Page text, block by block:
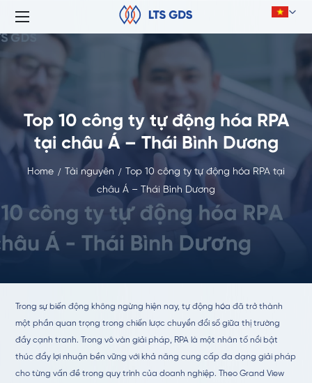
Top 10 công ty tự động hóa RPA
tại châu Á – Thái Bình Dương
Home Tài nguyên
Top 10 công ty tự động hóa RPA tại
châu Á – Thái Bình Dương
Trong sự biến động không ngừng hiện nay, tự động hóa đã trở thành
một phần quan trọng trong chiến lược chuyển đổi số giữa thị trường
đầy cạnh tranh. Trong vô vàn giải pháp, RPA là một nhân tố nổi bật
thúc đẩy lợi nhuận bền vững với khả năng cung cấp đa dạng giải pháp
cho từng vấn đề trong quy trình của doanh nghiệp. Theo Grand View